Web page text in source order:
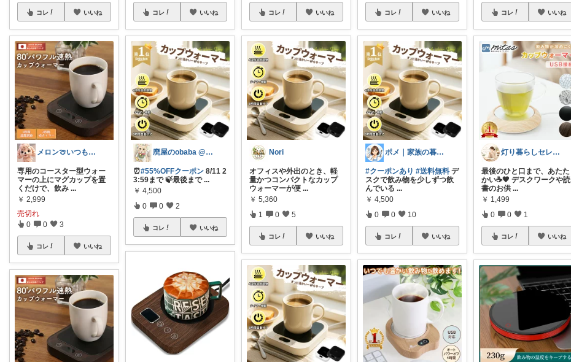
コレ いいね
メロン🍈いつも感謝様✨️
専用のコースター型ウォー
マーの上にマグカップを置
くだけで、飲み ...
￥ 2,999
売切れ
0 0 3
コレ いいね
コレ いいね
廃屋のobaba @ 感謝🙏ほぼ朝コレ
⏰#55%OFFクーポン 8/11 2
3:59まで 🍃最後まで ...
￥ 4,500
0 0 2
コレ いいね
コレ いいね
Nori
オフィスや外出のとき、軽
量かつコンパクトなカップ
ウォーマーが便 ...
￥ 5,360
1 0 5
コレ いいね
コレ いいね
ポメ｜家族の暮らしを少しラクに
#クーポンあり #送料無料 デ
スクで飲み物を少しずつ飲
んでいる ...
￥ 4,500
0 0 10
コレ いいね
コレ いいね
灯り暮らしセレクト
最後のひと口まで、あたた
かい☕️🤎 デスクワークや読
書のお供 ...
￥ 1,499
0 0 1
コレ いいね